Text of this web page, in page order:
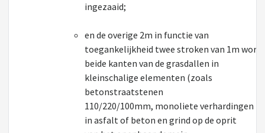
ingezaaid;
en de overige 2m in functie van
toegankelijkheid twee stroken van 1m
beide kanten van de grasdallen in
kleinschalige elementen (zoals
betonstraatstenen
110/220/100mm, monoliete verhardingen
in asfalt of beton en grind op de oprit